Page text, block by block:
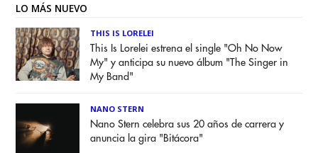
LO MÁS NUEVO
THIS IS LORELEI
This Is Lorelei estrena el single "Oh No Now
My" y anticipa su nuevo álbum "The Singer in
My Band"
NANO STERN
Nano Stern celebra sus 20 años de carrera y
anuncia la gira "Bitácora"